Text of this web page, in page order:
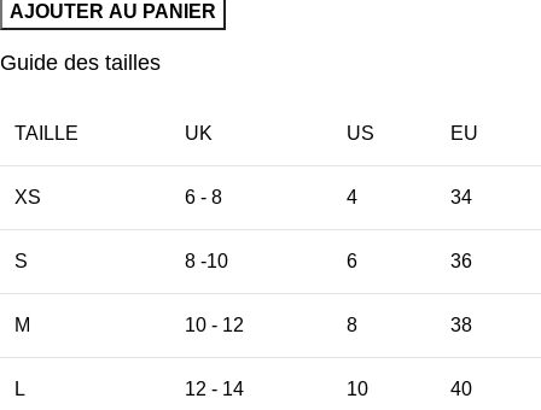
AJOUTER AU PANIER
Guide des tailles
TAILLE UK US EU
XS 6 - 8 4 34
S 8 -10 6 36
M 10 - 12 8 38
L 12 - 14 10 40